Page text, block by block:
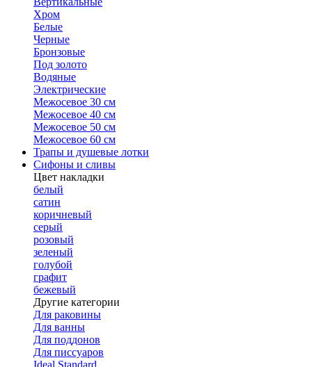
Хром
Белые
Черные
Бронзовые
Под золото
Водяные
Электрические
Межосевое 30 см
Межосевое 40 см
Межосевое 50 см
Межосевое 60 см
Трапы и душевые лотки
Сифоны и сливы
Цвет накладки
белый
сатин
коричневый
серый
розовый
зеленый
голубой
графит
бежевый
Другие категории
Для раковины
Для ванны
Для поддонов
Для писсуаров
Ideal Standard